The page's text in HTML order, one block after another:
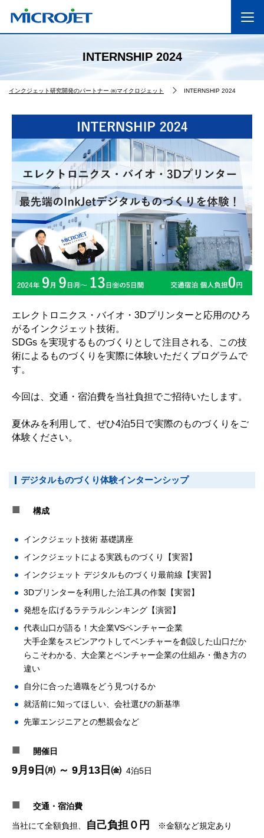
INTERNSHIP 2024
インクジェット研究開発のパートナー ㈱マイクロジェット INTERNSHIP 2024
エレクトロニクス・バイオ・3Dプリンターと応用のひろ
がるインクジェット技術。
SDGs を実現するものづくりとして注目される、この技
術によるものづくりを実際に体験いただくプログラムで
す。
今回は、交通・宿泊費を当社負担でご招待いたします。
夏休みを利用して、ぜひ4泊5日で実際のものづくりをご
体験ください。
デジタルものづくり体験インターンシップ
■ 構成
インクジェット技術 基礎講座
インクジェットによる実践ものづくり【実習】
インクジェット デジタルものづくり最前線【実習】
3Dプリンターを利用した治工具の作製【実習】
発想を広げるラテラルシンキング【演習】
代表山口が語る！大企業VSベンチャー企業
大手企業をスピンアウトしてベンチャーを創設した山口だか
らこそわかる、大企業とベンチャー企業の仕組み・働き方の
違い
自分に合った適職をどう見つけるか
就活前に知ってほしい、会社選びの新基準
先輩エンジニアとの懇親会など
■ 開催日
9月9日㈪ ～ 9月13日㈮ 4泊5日
■ 交通・宿泊費
当社にて全額負担、 自己負担０円 ※金額など規定あり